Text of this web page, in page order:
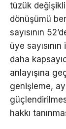
tüzük
dönüşümü
sayısının
üye sayısının
daha
anlayışına
genişleme,
hakkı